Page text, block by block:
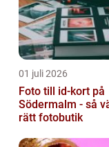
01 juli 2026
Foto till id-kort på
Södermalm - så
rätt fotobutik